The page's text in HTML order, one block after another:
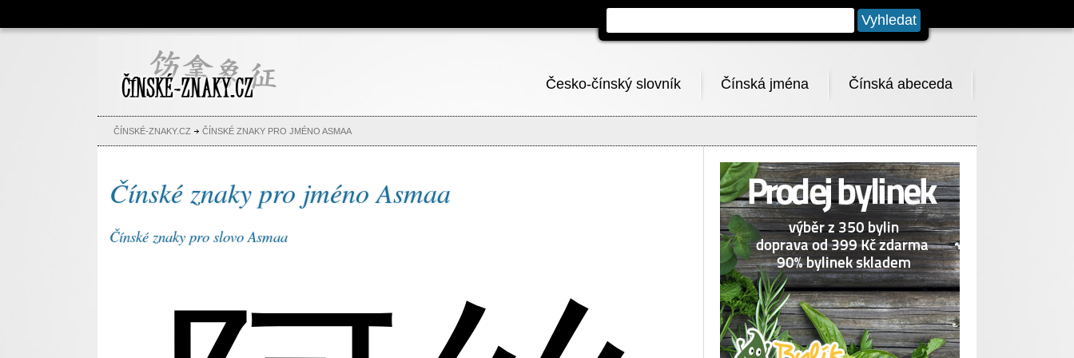
Čínské znaky, česko-čínský
slovník, abeceda, jména,
tetování
Česko-čínský slovník Čínská jména Čínská abeceda
ČÍNSKÉ-ZNAKY.CZ ČÍNSKÉ ZNAKY PRO JMÉNO ASMAA
Čínské znaky pro jméno Asmaa
Čínské znaky pro slovo Asmaa